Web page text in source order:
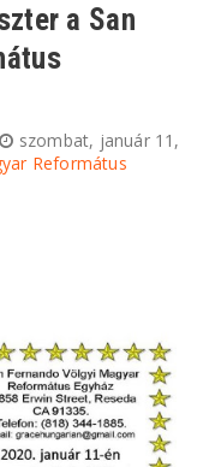
a San
szombat, január 11,
Református